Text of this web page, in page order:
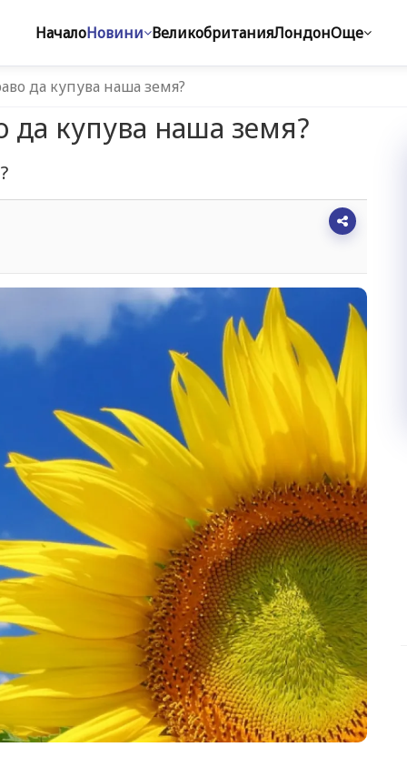
НачалоНовини ВеликобританияЛондонОще
да купува наша земя?
да купува наша земя?